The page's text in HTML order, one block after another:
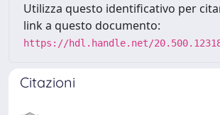
Utilizza questo identificativo per
link a questo documento:
https://hdl.handle.net/
Citazioni